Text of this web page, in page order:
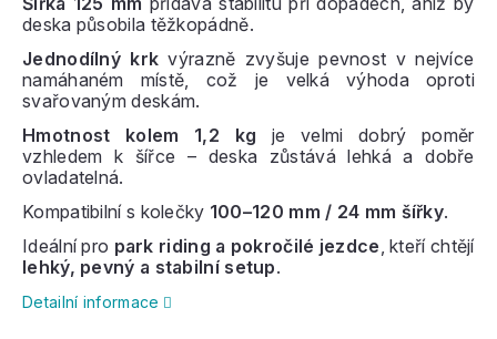
deska působila těžkopádně.
Jednodílný krk výrazně zvyšuje pevnost v nejvíce
namáhaném místě, což je velká výhoda oproti
svařovaným deskám.
Hmotnost kolem 1,2 kg je velmi dobrý poměr
vzhledem k šířce – deska zůstává lehká a dobře
ovladatelná.
Kompatibilní s kolečky 100–120 mm / 24 mm šířky.
Ideální pro park riding a pokročilé jezdce, kteří chtějí
lehký, pevný a stabilní setup.
Detailní informace